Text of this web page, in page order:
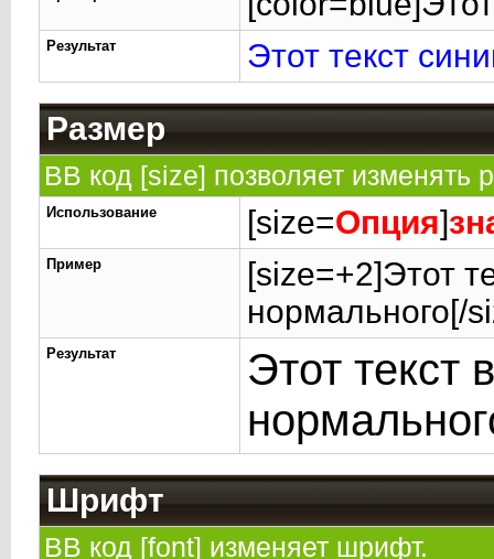
Результат
Этот текст
Размер
BB код [size] позволяет изменять
Использование [size=Опция]
Пример
[size=+2]Этот
нормального[/
Результат
Этот текст
Шрифт
BB код [font] изменяет шрифт.